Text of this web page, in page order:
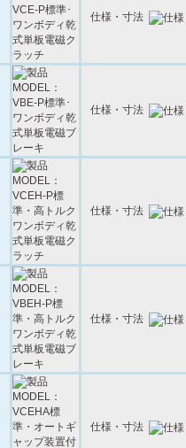
仕様・寸法
仕様・寸法
仕様・寸法
仕様・寸法
仕様・寸法